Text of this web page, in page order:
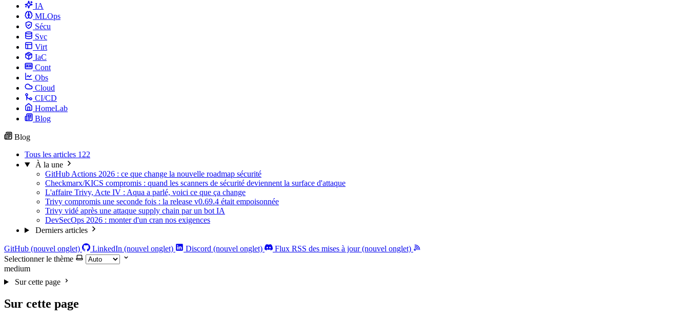
IA
MLOps
Sécu
Svc
Virt
IaC
Cont
Obs
Cloud
CI/CD
HomeLab
Blog
Blog
Tous les articles 122
À la une
GitHub Actions 2026 : ce que change la nouvelle roadmap sécurité
Checkmarx/KICS compromis : quand les scanners de sécurité deviennent la surface d'attaque
L'affaire Trivy, Acte IV : Aqua a parlé, voici ce que ça change
Trivy compromis une seconde fois : la release v0.69.4 était empoisonnée
Trivy vidé après une attaque supply chain par un bot IA
DevSecOps 2026 : monter d'un cran nos exigences
Derniers articles
GitHub (nouvel onglet) LinkedIn (nouvel onglet) Discord (nouvel onglet)
Flux RSS des mises à jour (nouvel onglet)
Selectionner le thème
medium
Sur cette page
Sur cette page